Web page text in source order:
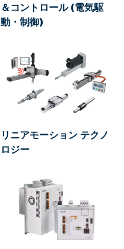
＆コントロール (電気駆
動・制御)
リニアモーション テクノ
ロジー